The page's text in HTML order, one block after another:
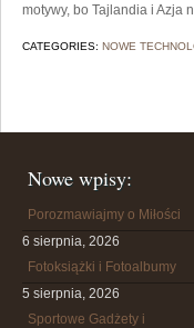
motywy, bo Tajlandia i Azja
CATEGORIES: NOWE
Nowe wpisy:
Porozmawiajmy o Miłości
6 sierpnia, 2026
Fotoksiążki i Fotoalbumy
5 sierpnia, 2026
Sportowe Gadżety i